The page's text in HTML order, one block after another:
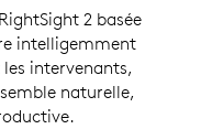
2 basée
intelligemment
les intervenants,
naturelle,